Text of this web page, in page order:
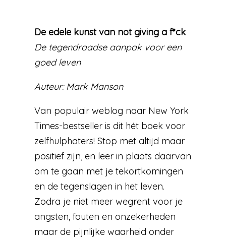
De edele kunst van not giving a f*ck
De tegendraadse aanpak voor een
goed leven
Auteur: Mark Manson
Van populair weblog naar New York
Times-bestseller is dit hét boek voor
zelfhulphaters! Stop met altijd maar
positief zijn, en leer in plaats daarvan
om te gaan met je tekortkomingen
en de tegenslagen in het leven.
Zodra je niet meer wegrent voor je
angsten, fouten en onzekerheden
maar de pijnlijke waarheid onder